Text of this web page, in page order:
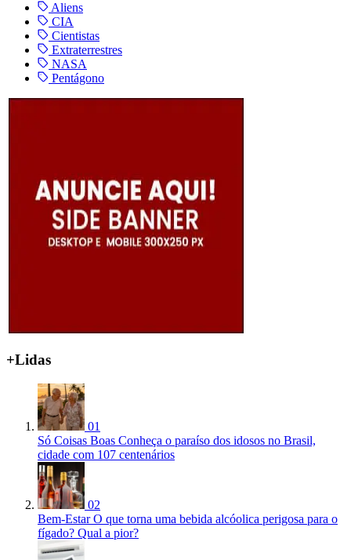
Aliens
CIA
Cientistas
Extraterrestres
NASA
Pentágono
+Lidas
01
Só Coisas Boas Conheça o paraíso dos idosos no Brasil,
cidade com 107 centenários
02
Bem-Estar O que torna uma bebida alcóolica perigosa para o
fígado? Qual a pior?